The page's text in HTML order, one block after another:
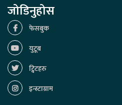
जोडिनुहोस
फेसबुक
युटूब
ट्विटहरु
इन्स्टाग्राम